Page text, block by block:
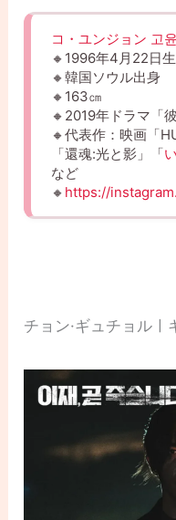
コ・ユンジョン 고
🔸1996年4月22日
🔸韓国ソウル出身
🔸163㎝
🔸2019年ドラマ「
🔸代表作：映画「
「還魂:光と影」「
など
🔸 https://
チョン·ギュチョルㅣ